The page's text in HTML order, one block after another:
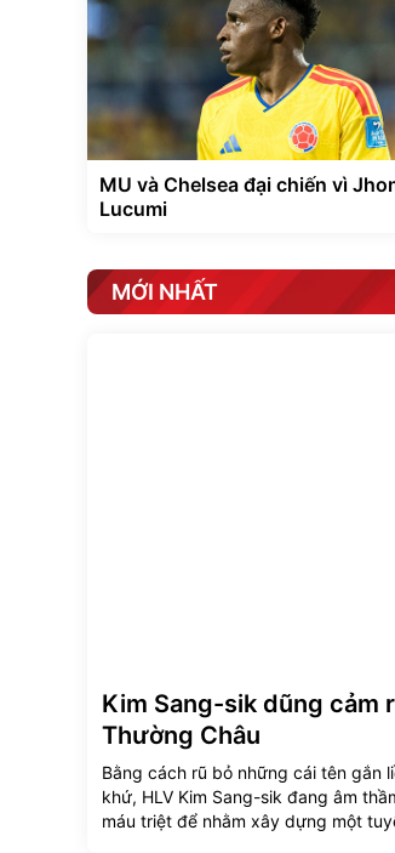
MU và Chelsea đại chiến vì
Lucumi
MỚI NHẤT
Kim Sang-sik dũng cảm
Thường Châu
Bằng cách rũ bỏ những cái tên gắn
khứ, HLV Kim Sang-sik đang âm
máu triệt để nhằm xây dựng một